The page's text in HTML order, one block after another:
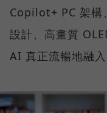
Copilot+ PC 架構
設計、高畫質
AI 真正流暢地融入